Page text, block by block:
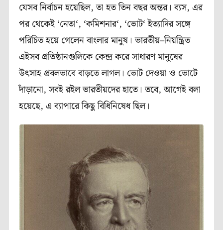
যেসবনির্বাচনহয়েছিল,তা হততিনবছরঅন্তর। ব্যস, এর
পর থেকেই ‘নেতা‘, ‘কমিশনার‘, ‘ভোট‘ইত্যাদির সঙ্গে
পরিচিতহয়ে গেলেনবাংলারমানুষ। ভারতীয়–নিয়ন্ত্রিত
এইসব প্রতিষ্ঠানগুলিকে কেন্দ্রকরেসাধারণমানুষের
উৎসাহ প্রবলভাবেবাড়তেলাগল। ভোট দেওয়া ও ভোটে
দাঁড়ানো,সবইরইলভারতীয়দেরহাতে। তবে,আগেইবলা
হয়েছে, এ ব্যাপারেকিছুবিধিনিষেধছিল।